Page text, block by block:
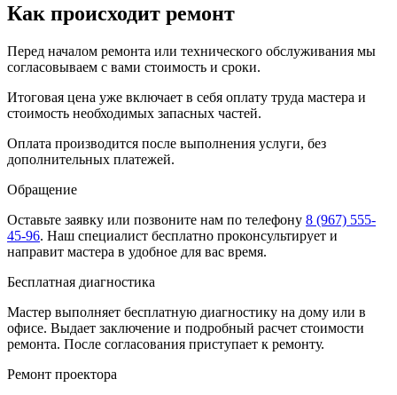
Как происходит ремонт
Перед началом ремонта или технического обслуживания мы
согласовываем с вами стоимость и сроки.
Итоговая цена уже включает в себя оплату труда мастера и
стоимость необходимых запасных частей.
Оплата производится после выполнения услуги, без
дополнительных платежей.
Обращение
Оставьте заявку или позвоните нам по телефону 8 (967) 555-
45-96. Наш специалист бесплатно проконсультирует и
направит мастера в удобное для вас время.
Бесплатная диагностика
Мастер выполняет бесплатную диагностику на дому или в
офисе. Выдает заключение и подробный расчет стоимости
ремонта. После согласования приступает к ремонту.
Ремонт проектора